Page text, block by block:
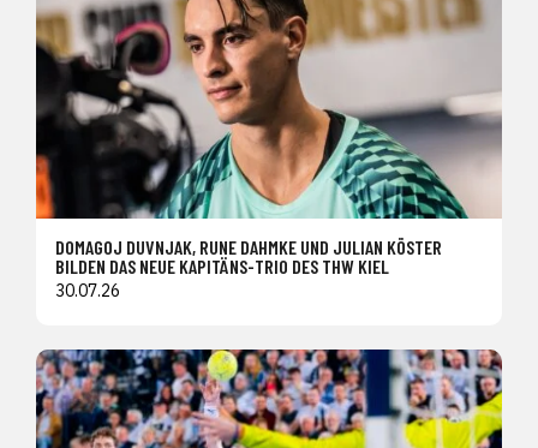
DOMAGOJ DUVNJAK, RUNE DAHMKE UND JULIAN KÖSTER
BILDEN DAS NEUE KAPITÄNS-TRIO DES THW KIEL
30.07.26